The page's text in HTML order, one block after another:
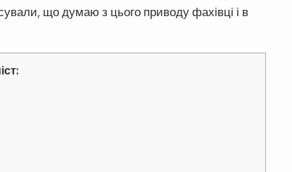
що думаю з цього приводу фахівці і в